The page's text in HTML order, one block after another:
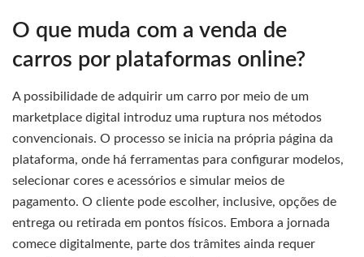
O que muda com a venda de
carros por plataformas online?
A possibilidade de adquirir um carro por meio de um
marketplace digital introduz uma ruptura nos métodos
convencionais. O processo se inicia na própria página da
plataforma, onde há ferramentas para configurar modelos,
selecionar cores e acessórios e simular meios de
pagamento. O cliente pode escolher, inclusive, opções de
entrega ou retirada em pontos físicos. Embora a jornada
comece digitalmente, parte dos trâmites ainda requer